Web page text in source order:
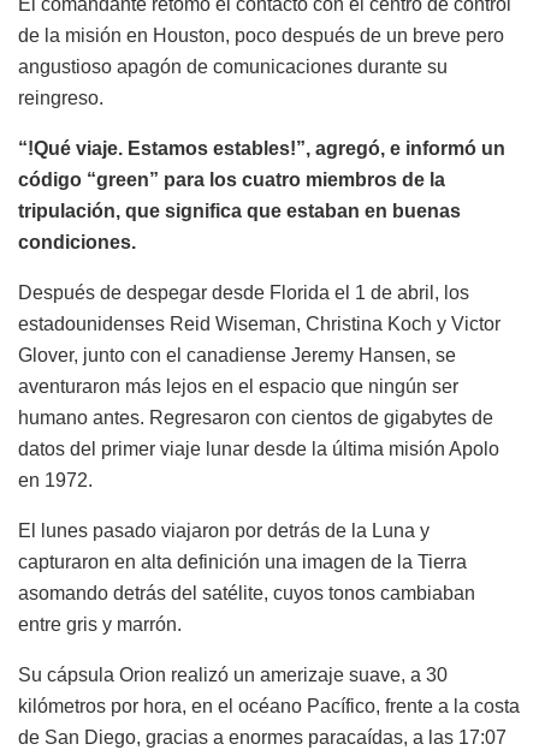
El comandante retomó el contacto con el centro de control
de la misión en Houston, poco después de un breve pero
angustioso apagón de comunicaciones durante su
reingreso.
“!Qué viaje. Estamos estables!”, agregó, e informó un
código “green” para los cuatro miembros de la
tripulación, que significa que estaban en buenas
condiciones.
Después de despegar desde Florida el 1 de abril, los
estadounidenses Reid Wiseman, Christina Koch y Victor
Glover, junto con el canadiense Jeremy Hansen, se
aventuraron más lejos en el espacio que ningún ser
humano antes. Regresaron con cientos de gigabytes de
datos del primer viaje lunar desde la última misión Apolo
en 1972.
El lunes pasado viajaron por detrás de la Luna y
capturaron en alta definición una imagen de la Tierra
asomando detrás del satélite, cuyos tonos cambiaban
entre gris y marrón.
Su cápsula Orion realizó un amerizaje suave, a 30
kilómetros por hora, en el océano Pacífico, frente a la costa
de San Diego, gracias a enormes paracaídas, a las 17:07